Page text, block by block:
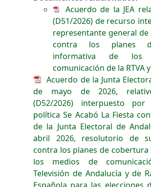
Acuerdo de la JEA
(D51/2026) de recurso
representante general de
contra los planes
informativa de los
comunicación de la RTVA y
Acuerdo de la Junta
de mayo de 2026,
(D52/2026) interpuesto
política Se Acabó La Fiesta
de la Junta Electoral de
abril 2026, resolutorio de
contra los planes de
los medios de
Televisión de Andalucía y de